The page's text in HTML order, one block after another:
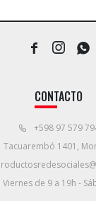
CONTACTO
+598 97 579
Tacuarembó 1401,
Viernes de 9 a 19h -
  